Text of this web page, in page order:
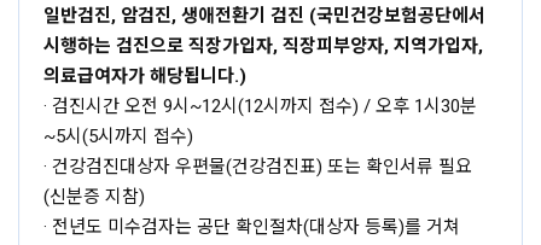
일반검진, 암검진, 생애전환기 검진 (국민건강보험공단에서
시행하는 검진으로 직장가입자, 직장피부양자, 지역가입자,
의료급여자가 해당됩니다.)
· 검진시간 오전 9시~12시(12시까지 접수) / 오후 1시30분
~5시(5시까지 접수)
· 건강검진대상자 우편물(건강검진표) 또는 확인서류 필요
(신분증 지참)
· 전년도 미수검자는 공단 확인절차(대상자 등록)를 거쳐